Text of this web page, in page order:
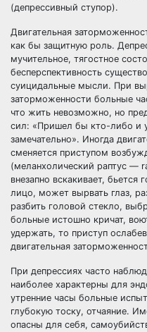
(депрессивный ступор).
Двигательная
как бы защитную роль.
мучительное, тягостное
бесперспективность
суицидальные мысли. При
заторможенности больные
что жить невозможно, но
сил: «Пришел бы кто-либо и
замечательно». Иногда
сменяется приступом
(меланхолический раптус —
внезапно вскакивает, бьется
лицо, может вырвать глаз,
разбить головой стекло,
больные истошно кричат,
удержать, то приступ
двигательная
При депрессиях часто
наиболее характерны для
утренние часы больные
глубокую тоску, отчаяние.
опасны для себя,